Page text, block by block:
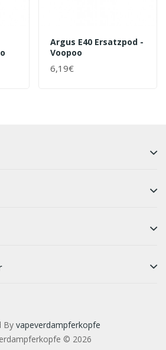
Argus E40 Ersatzpod -
Voopoo
6,19€
By vapeverdampferkopfe
© 2026